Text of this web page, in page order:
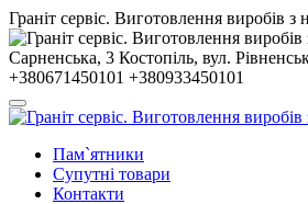
Гранiт сервiс. Виготовлення виробів з
Сарненська, 3 Костопiль, вул.
+380671450101 +380933450101
Пам`ятники
Супутні товари
Контакти